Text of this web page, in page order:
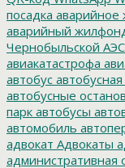
посадка аварийное
аварийный
Чернобыльской АЭС
авиакатастрофа
автобус
автобусные
парк автобусы
автомобиль
адвокат Адвокаты
административная